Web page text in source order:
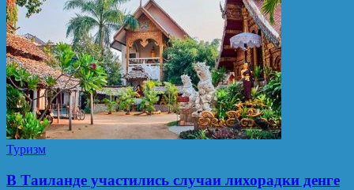
Туризм
В Таиланде участились случаи лихорадки денге